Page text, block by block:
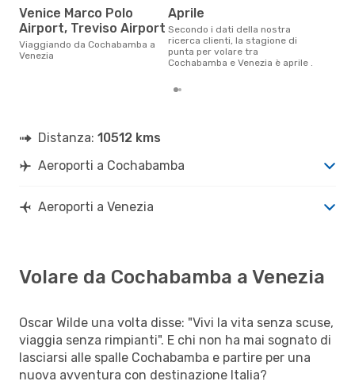
Venice Marco Polo
Airport, Treviso Airport
Viaggiando da Cochabamba a
Venezia
aprile
Secondo i dati della nostra
ricerca clienti, la stagione di
punta per volare tra
Cochabamba e Venezia è aprile .
Distanza: 10512 kms
Aeroporti a Cochabamba
Aeroporti a Venezia
Volare da Cochabamba a Venezia
Oscar Wilde una volta disse: "Vivi la vita senza scuse,
viaggia senza rimpianti". E chi non ha mai sognato di
lasciarsi alle spalle Cochabamba e partire per una
nuova avventura con destinazione Italia?